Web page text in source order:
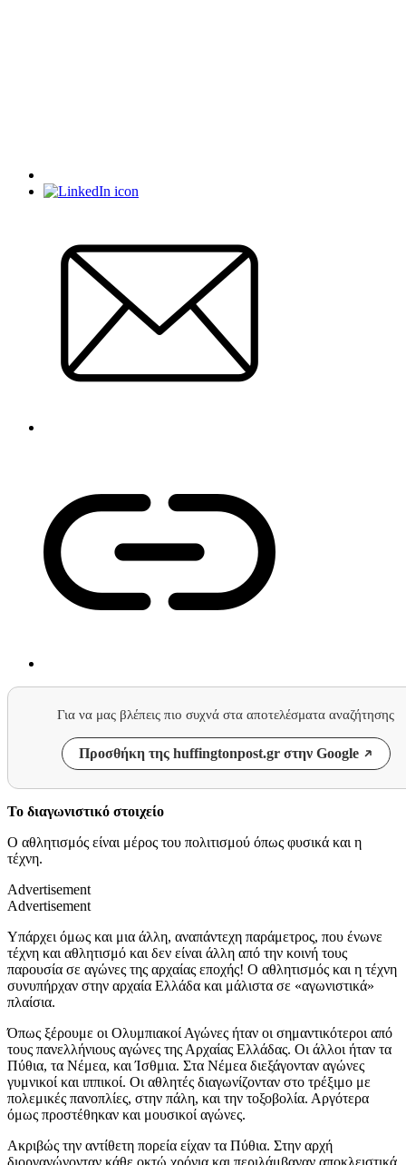
Για να μας βλέπεις πιο συχνά στα αποτελέσματα αναζήτησης
Προσθήκη της huffingtonpost.gr στην Google
Το διαγωνιστικό στοιχείο
Ο αθλητισμός είναι μέρος του πολιτισμού όπως φυσικά και η
τέχνη.
Advertisement
Advertisement
Υπάρχει όμως και μια άλλη, αναπάντεχη παράμετρος, που ένωνε
τέχνη και αθλητισμό και δεν είναι άλλη από την κοινή τους
παρουσία σε αγώνες της αρχαίας εποχής! Ο αθλητισμός και η τέχνη
συνυπήρχαν στην αρχαία Ελλάδα και μάλιστα σε «αγωνιστικά»
πλαίσια.
Όπως ξέρουμε οι Ολυμπιακοί Αγώνες ήταν οι σημαντικότεροι από
τους πανελλήνιους αγώνες της Αρχαίας Ελλάδας. Οι άλλοι ήταν τα
Πύθια, τα Νέμεα, και Ίσθμια. Στα Νέμεα διεξάγονταν αγώνες
γυμνικοί και ιππικοί. Οι αθλητές διαγωνίζονταν στο τρέξιμο με
πολεμικές πανοπλίες, στην πάλη, και την τοξοβολία. Αργότερα
όμως προστέθηκαν και μουσικοί αγώνες.
Ακριβώς την αντίθετη πορεία είχαν τα Πύθια. Στην αρχή
διοργανώνονταν κάθε οκτώ χρόνια και περιλάμβαναν αποκλειστικά